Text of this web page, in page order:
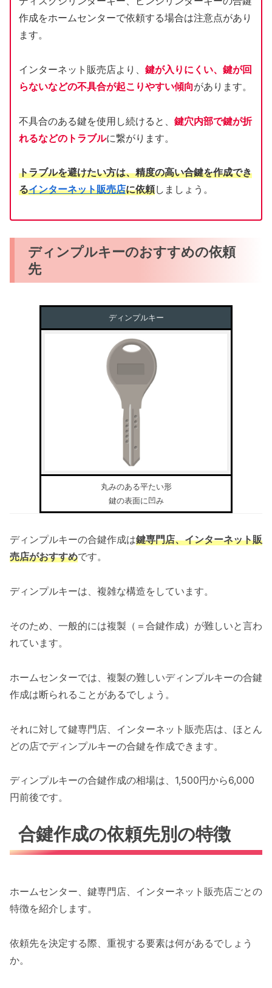
作成をホームセンターで依頼する場合は注意点があり
ます。
インターネット販売店より、 鍵が入りにくい、鍵が回
らないなどの不具合が起こりやすい傾向があります。
不具合のある鍵を使用し続けると、 鍵穴内部で鍵が折
れるなどのトラブルに繋がります。
トラブルを避けたい方は、精度の高い合鍵を作成でき
るインターネット販売店に依頼しましょう。
ディンプルキーのおすすめの依頼
先
ディンプルキー
丸みのある平たい形
鍵の表面に凹み
ディンプルキーの合鍵作成は鍵専門店、インターネット販
売店がおすすめです。
ディンプルキーは、複雑な構造をしています。
そのため、一般的には複製（＝合鍵作成）が難しいと言わ
れています。
ホームセンターでは、複製の難しいディンプルキーの合鍵
作成は断られることがあるでしょう。
それに対して鍵専門店、インターネット販売店は、ほとん
どの店でディンプルキーの合鍵を作成できます。
ディンプルキーの合鍵作成の相場は、1,500円から6,000
円前後です。
合鍵作成の依頼先別の特徴
ホームセンター、鍵専門店、インターネット販売店ごとの
特徴を紹介します。
依頼先を決定する際、重視する要素は何があるでしょう
か。